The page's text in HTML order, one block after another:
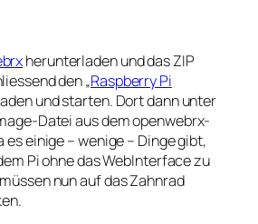
herunterladen und das ZIP
den „Raspberry Pi
und starten. Dort dann unter
Datei aus dem openwebrx-
es einige – wenige – Dinge gibt,
Pi ohne das WebInterface zu
nun auf das Zahnrad